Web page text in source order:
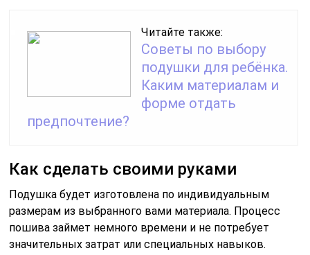
Читайте также:
Советы по выбору
подушки для ребёнка.
Каким материалам и
форме отдать
предпочтение?
Как сделать своими руками
Подушка будет изготовлена по индивидуальным
размерам из выбранного вами материала. Процесс
пошива займет немного времени и не потребует
значительных затрат или специальных навыков.